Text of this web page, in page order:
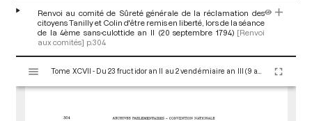
Renvoi au comité de Sûreté générale de la réclamation des
citoyens Tanilly et Colin d'être remis en liberté, lors de la séance
de la 4ème sans-culottide an II (20 septembre 1794) [Renvoi
aux comités] p.304
s